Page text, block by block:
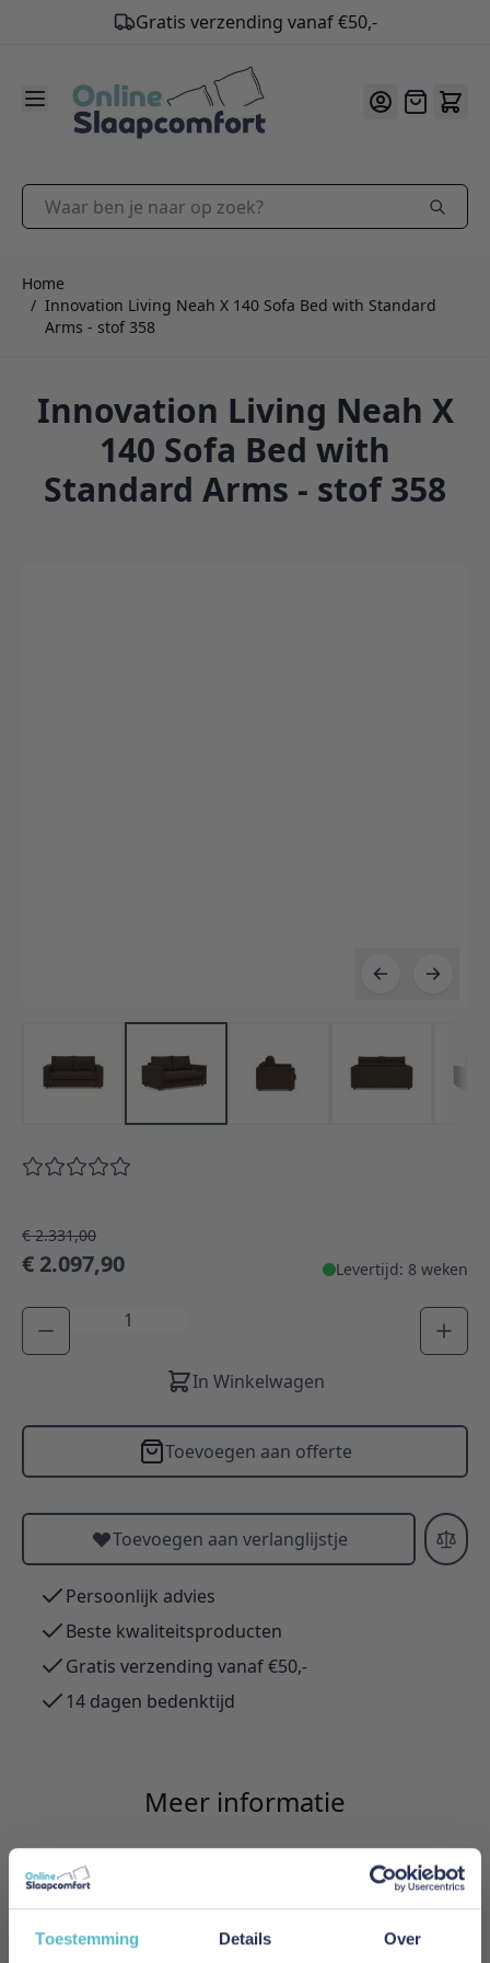
Toestemming Details Over
9.2/10
Offerte
Waar ben je naar op zoek?
Home
/ Innovation Living Neah X 140 Sofa Bed with Standard
Arms - stof 358
Innovation Living Neah X
140 Sofa Bed with
Standard Arms - stof 358
€ 2.331,00
€ 2.097,90 Levertijd: 8 weken
Aantal
In Winkelwagen
Toevoegen aan offerte
Toevoegen aan verlanglijstje
Persoonlijk advies
Beste kwaliteitsproducten
Gratis verzending vanaf €50,-
14 dagen bedenktijd
Meer informatie
Merk